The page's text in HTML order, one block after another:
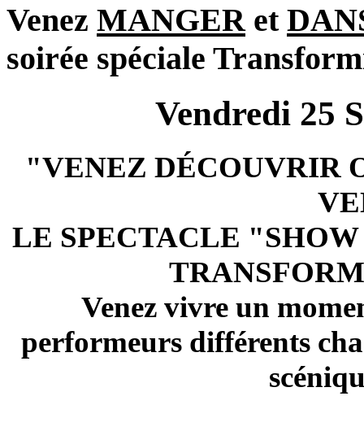
Venez MANGERet
soirée spéciale
Vendredi 25
"VENEZ DÉCOUVRIR
LE SPECTACLE
Venez vivre un
performeurs différents